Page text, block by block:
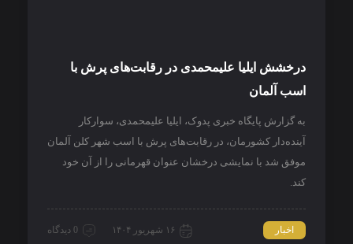
درخشش ایلیا علیمحمدی در رقابت‌های پرش با
اسب آلمان
به گزارش پایگاه خبری پدوک، ایلیا علیمحمدی، سوارکار
آینده‌دار کشورمان، در رقابت‌های پرش با اسب شهر کلن آلمان
موفق شد با نمایشی درخشان عنوان قهرمانی را از آن خود
کند.
اخبار ۱۶ شهریور ۱۴۰۴ 0 دیدگاه